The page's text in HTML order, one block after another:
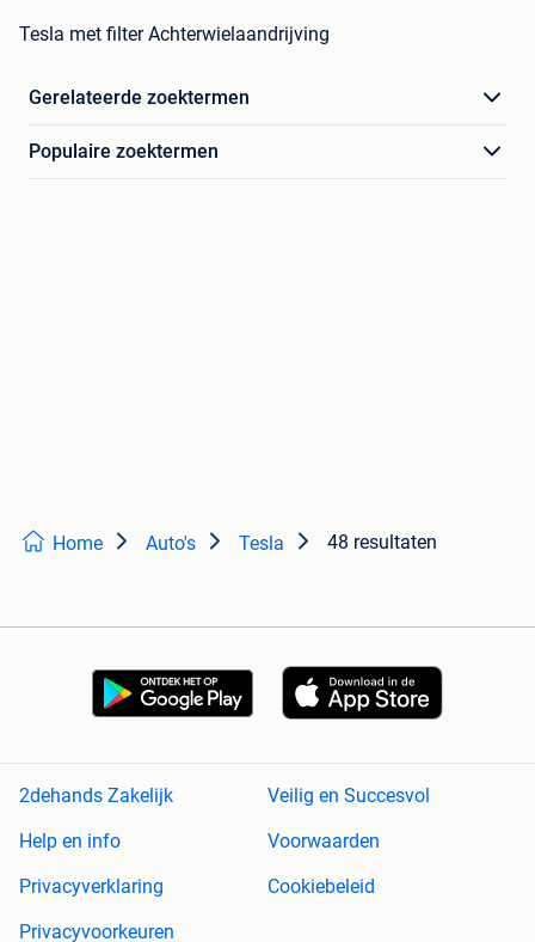
Tesla met filter Achterwielaandrijving
Gerelateerde zoektermen
Populaire zoektermen
Home Auto's Tesla 48 resultaten
2dehands Zakelijk
Veilig en Succesvol
Help en info
Voorwaarden
Privacyverklaring
Cookiebeleid
Privacyvoorkeuren